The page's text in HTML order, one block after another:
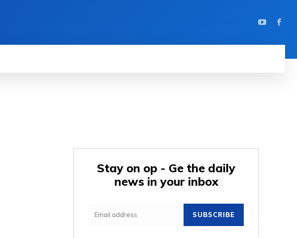
Stay on op - Ge the daily
news in your inbox
SUBSCRIBE